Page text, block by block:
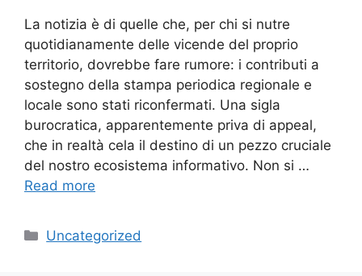
La notizia è di quelle che, per chi si nutre
quotidianamente delle vicende del proprio
territorio, dovrebbe fare rumore: i contributi a
sostegno della stampa periodica regionale e
locale sono stati riconfermati. Una sigla
burocratica, apparentemente priva di appeal,
che in realtà cela il destino di un pezzo cruciale
del nostro ecosistema informativo. Non si …
Read more
Categories
Uncategorized